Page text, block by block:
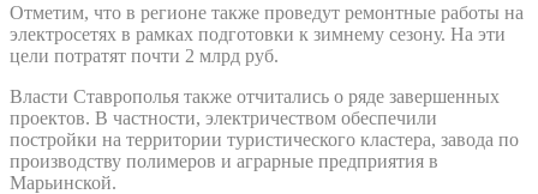
Отметим, что в регионе также проведут ремонтные работы на
электросетях в рамках подготовки к зимнему сезону. На эти
цели потратят почти 2 млрд руб.
Власти Ставрополья также отчитались о ряде завершенных
проектов. В частности, электричеством обеспечили
постройки на территории туристического кластера, завода по
производству полимеров и аграрные предприятия в
Марьинской.